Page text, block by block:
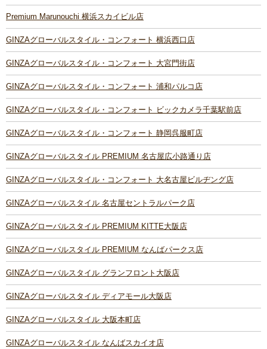
Premium Marunouchi 横浜スカイビル店
GINZAグローバルスタイル・コンフォート 横浜西口店
GINZAグローバルスタイル・コンフォート 大宮門街店
GINZAグローバルスタイル・コンフォート 浦和パルコ店
GINZAグローバルスタイル・コンフォート ビックカメラ千葉駅前店
GINZAグローバルスタイル・コンフォート 静岡呉服町店
GINZAグローバルスタイル PREMIUM 名古屋広小路通り店
GINZAグローバルスタイル・コンフォート 大名古屋ビルヂング店
GINZAグローバルスタイル 名古屋セントラルパーク店
GINZAグローバルスタイル PREMIUM KITTE大阪店
GINZAグローバルスタイル PREMIUM なんばパークス店
GINZAグローバルスタイル グランフロント大阪店
GINZAグローバルスタイル ディアモール大阪店
GINZAグローバルスタイル 大阪本町店
GINZAグローバルスタイル なんばスカイオ店